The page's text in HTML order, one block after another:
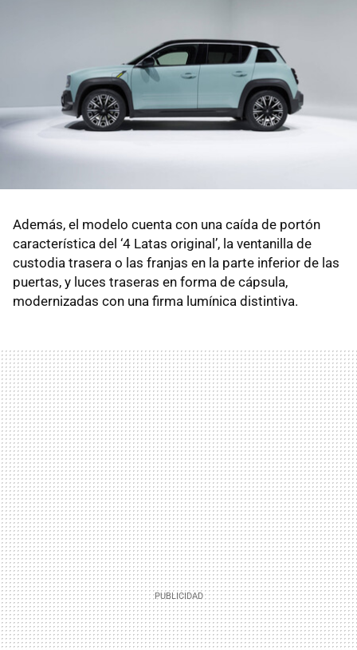
Además, el modelo cuenta con una caída de portón
característica del ‘4 Latas original’, la ventanilla de
custodia trasera o las franjas en la parte inferior de las
puertas, y luces traseras en forma de cápsula,
modernizadas con una firma lumínica distintiva.